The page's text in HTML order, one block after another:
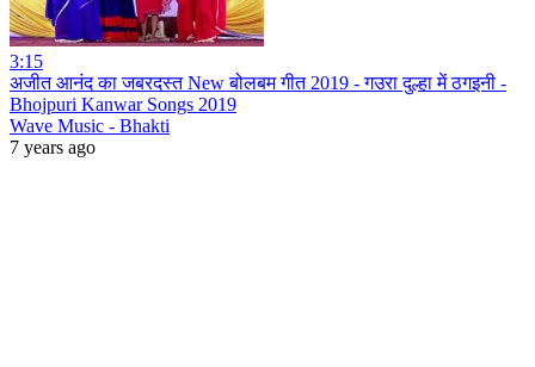
3:15
अजीत आनंद का जबरदस्त New बोलबम गीत 2019 - गउरा दुल्हा में ठगइनी -
Bhojpuri Kanwar Songs 2019
Wave Music - Bhakti
7 years ago